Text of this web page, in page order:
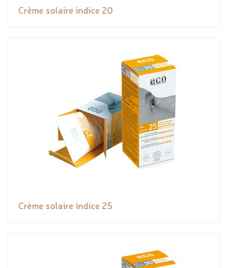
Crème solaire indice 20
Crème solaire indice 25